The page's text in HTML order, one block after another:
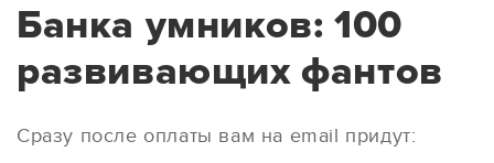
Банка умников: 100
развивающих фантов
Сразу после оплаты вам на email придут: